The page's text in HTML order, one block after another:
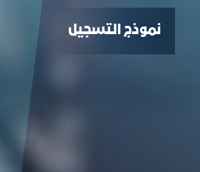
نموذج التسجيل